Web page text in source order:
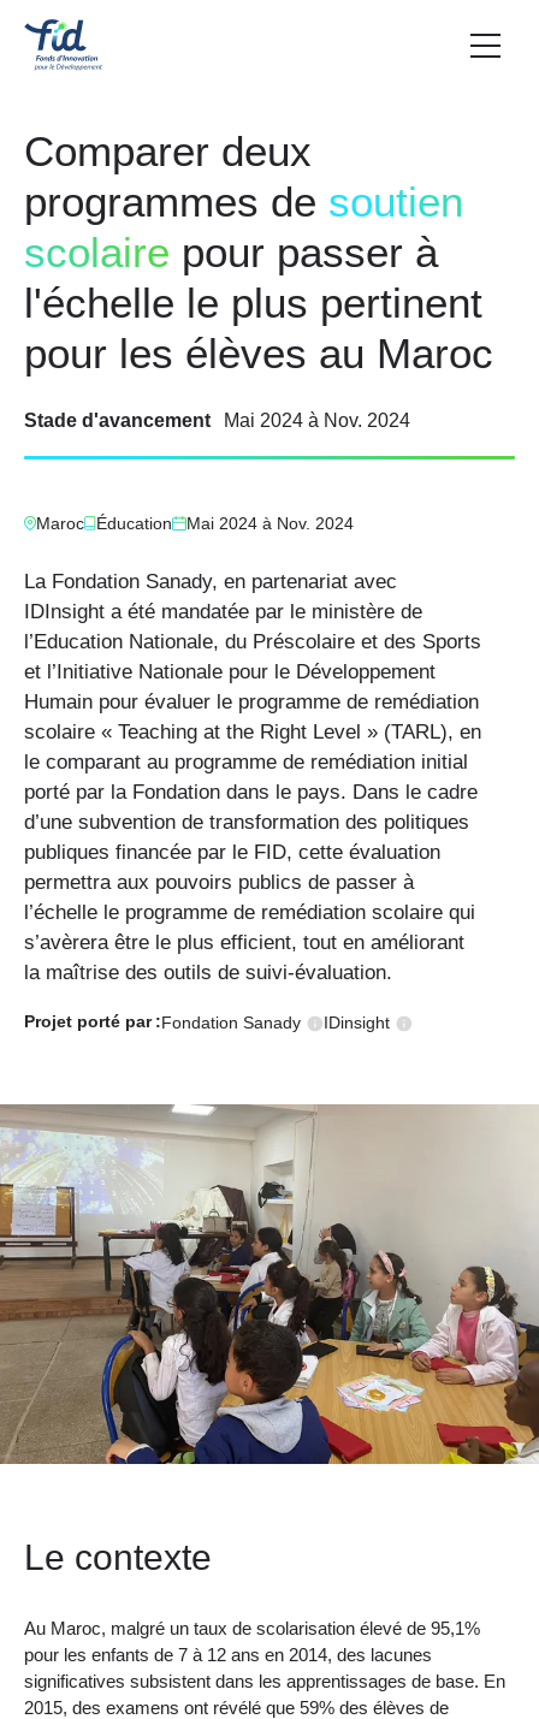
Comparer deux
programmes de soutien
scolaire pour passer à
l'échelle le plus pertinent
pour les élèves au Maroc
Stade d'avancement Mai 2024 à Nov. 2024
Maroc Éducation Mai 2024 à Nov. 2024
La Fondation Sanady, en partenariat avec
IDInsight a été mandatée par le ministère de
l’Education Nationale, du Préscolaire et des Sports
et l’Initiative Nationale pour le Développement
Humain pour évaluer le programme de remédiation
scolaire « Teaching at the Right Level » (TARL), en
le comparant au programme de remédiation initial
porté par la Fondation dans le pays. Dans le cadre
d’une subvention de transformation des politiques
publiques financée par le FID, cette évaluation
permettra aux pouvoirs publics de passer à
l’échelle le programme de remédiation scolaire qui
s’avèrera être le plus efficient, tout en améliorant
la maîtrise des outils de suivi-évaluation.
Projet porté par :Fondation Sanady IDinsight
Le contexte
Au Maroc, malgré un taux de scolarisation élevé de 95,1%
pour les enfants de 7 à 12 ans en 2014, des lacunes
significatives subsistent dans les apprentissages de base. En
2015, des examens ont révélé que 59% des élèves de